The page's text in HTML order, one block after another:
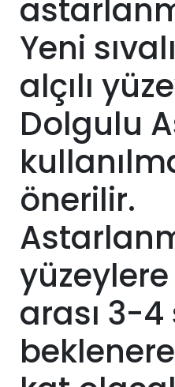
Yeni
alçılı
Dolgulu
önerilir.
arası 3-